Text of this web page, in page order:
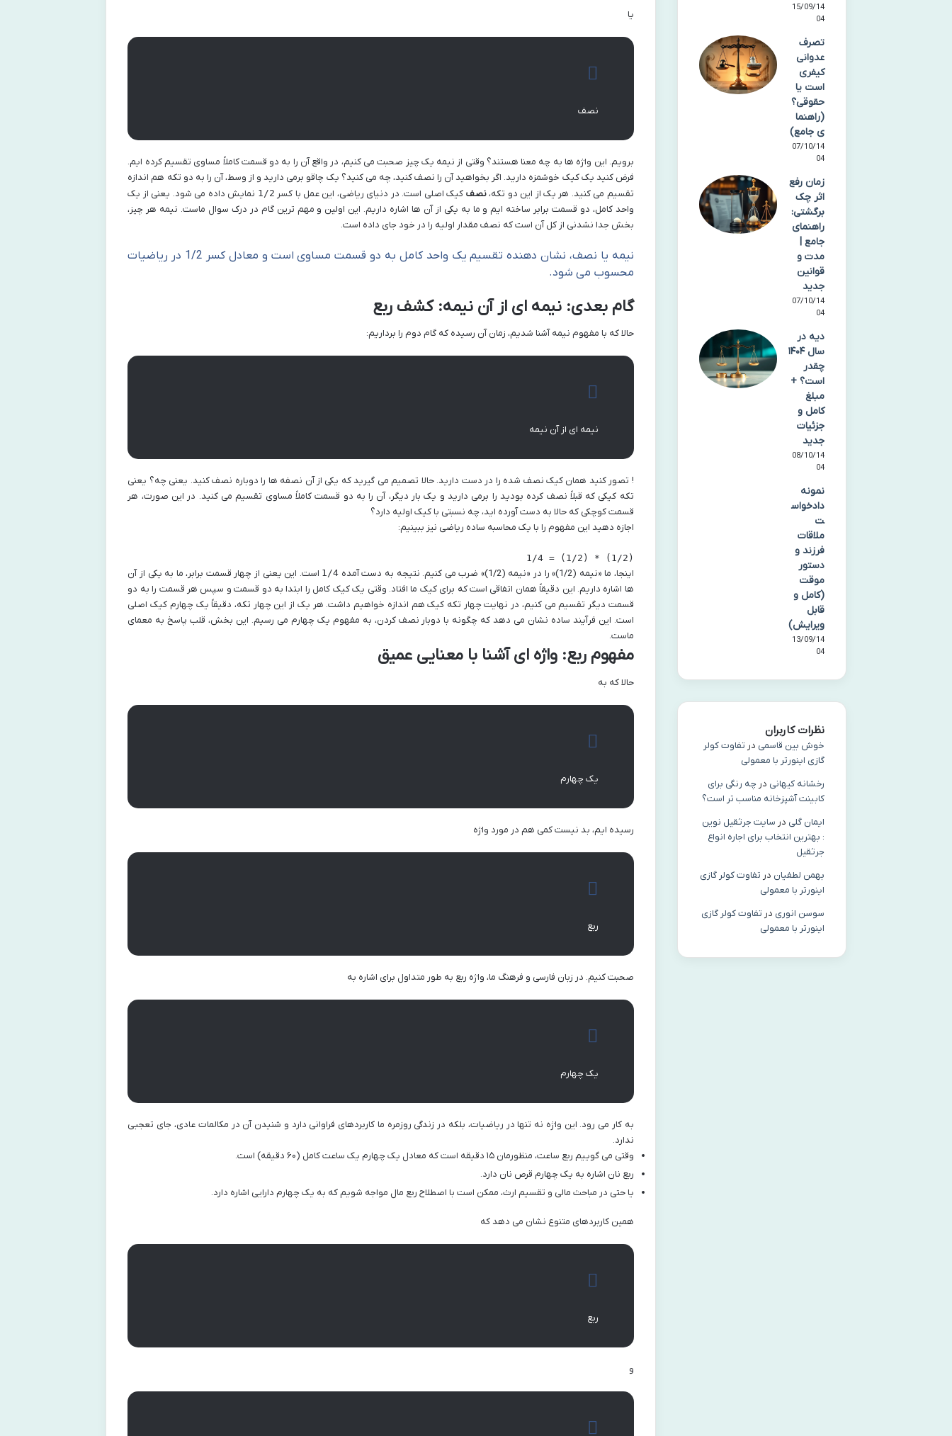
یا
نصف
برویم. این واژه ها به چه معنا هستند؟ وقتی از نیمه یک چیز صحبت می کنیم، در واقع آن را به دو قسمت کاملاً مساوی تقسیم کرده ایم.
فرض کنید یک کیک خوشمزه دارید. اگر بخواهید آن را نصف کنید، چه می کنید؟ یک چاقو برمی دارید و از وسط، آن را به دو تکه هم اندازه
تقسیم می کنید. هر یک از این دو تکه،نصف کیک اصلی است. در دنیای ریاضی، این عمل با کسر 1/2 نمایش داده می شود. یعنی از یک
واحد کامل، دو قسمت برابر ساخته ایم و ما به یکی از آن ها اشاره داریم. این اولین و مهم ترین گام در درک سوال ماست. نیمه هر چیز،
بخش جدا نشدنی از کل آن است که نصف مقدار اولیه را در خود جای داده است.
نیمه یا نصف، نشان دهنده تقسیم یک واحد کامل به دو قسمت مساوی است و معادل کسر 1/2 در ریاضیات
محسوب می شود.
گام بعدی: نیمه ای از آن نیمه: کشف ربع
حالا که با مفهوم نیمه آشنا شدیم، زمان آن رسیده که گام دوم را برداریم:
نیمه ای از آن نیمه
! تصور کنید همان کیک نصف شده را در دست دارید. حالا تصمیم می گیرید که یکی از آن نصفه ها را دوباره نصف کنید. یعنی چه؟ یعنی
تکه کیکی که قبلاً نصف کرده بودید را برمی دارید و یک بار دیگر، آن را به دو قسمت کاملاً مساوی تقسیم می کنید. در این صورت، هر
قسمت کوچکی که حالا به دست آورده اید، چه نسبتی با کیک اولیه دارد؟
اجازه دهید این مفهوم را با یک محاسبه ساده ریاضی نیز ببینیم:
(1/2) * (1/2) = 1/4
اینجا، ما «نیمه (1/2)» را در «نیمه (1/2)» ضرب می کنیم. نتیجه به دست آمده 1/4 است. این یعنی از چهار قسمت برابر، ما به یکی از آن
ها اشاره داریم. این دقیقاً همان اتفاقی است که برای کیک ما افتاد. وقتی یک کیک کامل را ابتدا به دو قسمت و سپس هر قسمت را به دو
قسمت دیگر تقسیم می کنیم، در نهایت چهار تکه کیک هم اندازه خواهیم داشت. هر یک از این چهار تکه، دقیقاً یک چهارم کیک اصلی
است. این فرآیند ساده نشان می دهد که چگونه با دوبار نصف کردن، به مفهوم یک چهارم می رسیم. این بخش، قلب پاسخ به معمای
ماست.
مفهوم ربع: واژه ای آشنا با معنایی عمیق
حالا که به
یک چهارم
رسیده ایم، بد نیست کمی هم در مورد واژه
ربع
صحبت کنیم. در زبان فارسی و فرهنگ ما، واژه ربع به طور متداول برای اشاره به
یک چهارم
به کار می رود. این واژه نه تنها در ریاضیات، بلکه در زندگی روزمره ما کاربردهای فراوانی دارد و شنیدن آن در مکالمات عادی، جای تعجبی
ندارد.
وقتی می گوییم ربع ساعت، منظورمان ۱۵ دقیقه است که معادل یک چهارم یک ساعت کامل (۶۰ دقیقه) است.
ربع نان اشاره به یک چهارم قرص نان دارد.
یا حتی در مباحث مالی و تقسیم ارث، ممکن است با اصطلاح ربع مال مواجه شویم که به یک چهارم دارایی اشاره دارد.
همین کاربردهای متنوع نشان می دهد که
ربع
و
15/09/14
04
تصرف
عدوانی
کیفری
است یا
حقوقی؟
(راهنما
ی جامع)
07/10/14
04
زمان رفع
اثر چک
برگشتی:
راهنمای
جامع |
مدت و
قوانین
جدید
07/10/14
04
دیه در
سال ۱۴۰۴
چقدر
است؟ +
مبلغ
کامل و
جزئیات
جدید
08/10/14
04
نمونه
دادخواس
ت
ملاقات
فرزند و
دستور
موقت
(کامل و
قابل
ویرایش)
13/09/14
04
نظرات کاربران
خوش بین قاسمی در تفاوت کولر
گازی اینورتر با معمولی
رخشانه کیهانی در چه رنگی برای
کابینت آشپزخانه مناسب‌ تر است؟
ایمان گلی در سایت جرثقیل نوین
: بهترین انتخاب برای اجاره انواع
جرثقیل
بهمن لطفیان در تفاوت کولر گازی
اینورتر با معمولی
سوسن انوری در تفاوت کولر گازی
اینورتر با معمولی